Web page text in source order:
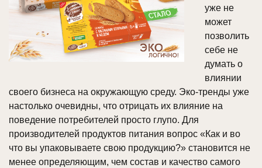
уже не
может
позволить
себе не
думать о
влиянии
своего бизнеса на окружающую среду. Эко-тренды уже
настолько очевидны, что отрицать их влияние на
поведение потребителей просто глупо. Для
производителей продуктов питания вопрос «Как и во
что вы упаковываете свою продукцию?» становится не
менее определяющим, чем состав и качество самого